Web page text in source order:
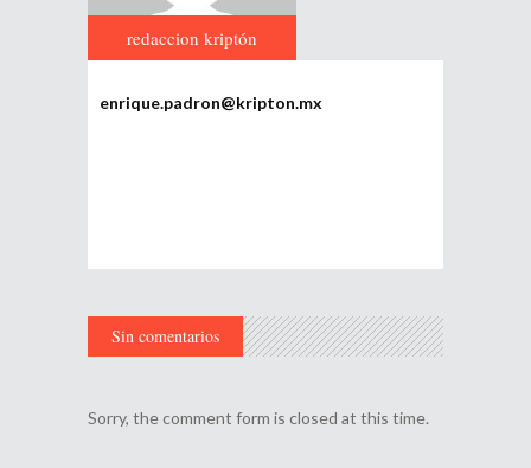
redaccion kriptón
enrique.padron@kripton.mx
Sin comentarios
Sorry, the comment form is closed at this time.